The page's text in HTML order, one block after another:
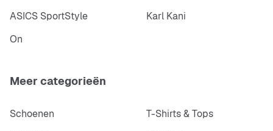
ASICS SportStyle
Karl Kani
On
Meer categorieën
Schoenen
T-Shirts & Tops